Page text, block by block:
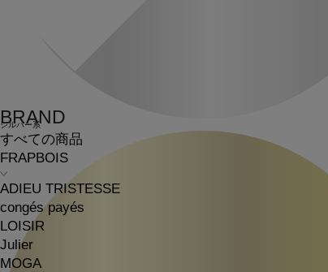
BRAND
すべての商品
FRAPBOIS
ADIEU TRISTESSE
congés payés
LOISIR
Julier
MOGA
シルバー系